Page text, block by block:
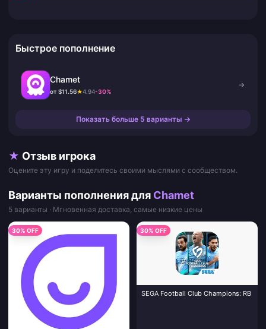
Быстрое пополнение
Chamet
от $11.56★4.94-30%
→
Показать больше 5 варианты →
★ Отзыв игрока
Оцените эту игру и поделитесь своими мыслями с сообществом.
Варианты пополнения для Chamet
5 варианты · Мгновенная доставка, самые низкие цены
30% OFF 30% OFF
SEGA Football Club Champions: RB